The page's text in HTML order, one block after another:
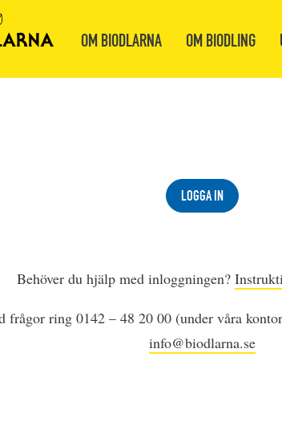
OM BIODLARNA OM BIODLING
LOGGA IN
Behöver du hjälp med inloggningen?
frågor ring 0142 – 48 20 00 (under våra
info@biodlarna.se